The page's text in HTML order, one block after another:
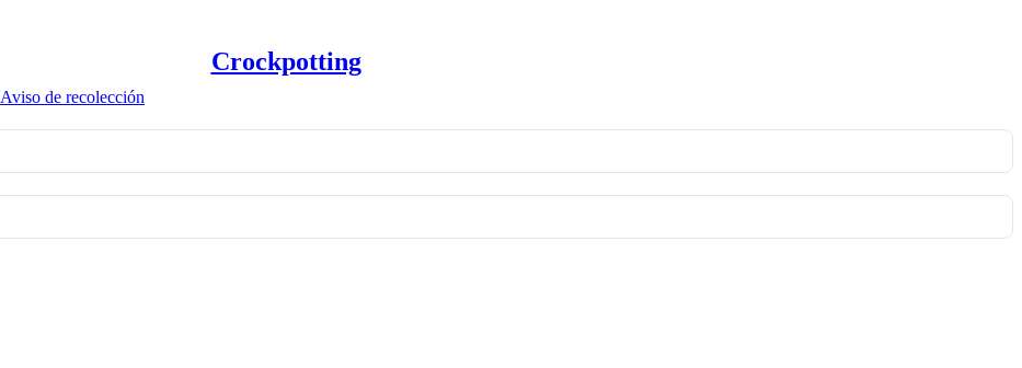
Crockpotting
Aviso de recolección